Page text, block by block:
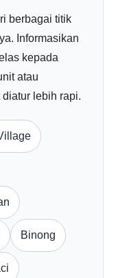
berbagai titik
Informasikan
kepada
atau
lebih rapi.
Binong